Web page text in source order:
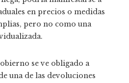
en precios o medidas
pero no como una
se ve obligado a
una de las devoluciones